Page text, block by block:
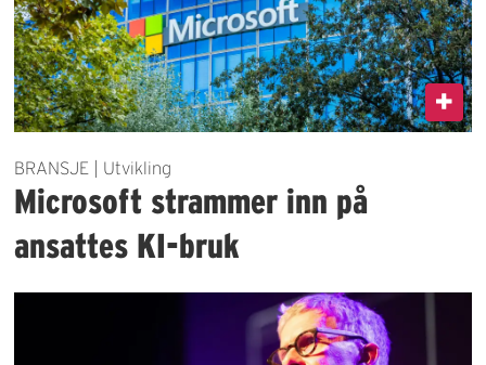
BRANSJE | Utvikling
Microsoft strammer inn på
ansattes KI-bruk